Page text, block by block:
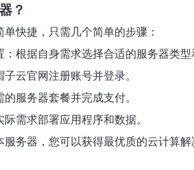
？
快捷，只需几个简单的步骤：
根据自身需求选择合适的服务器类型
云官网注册账号并登录。
服务器套餐并完成支付。
需求部署应用程序和数据。
服务器，您可以获得最优质的云计算